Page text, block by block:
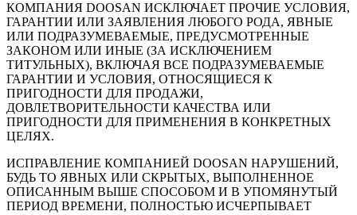
КОМПАНИЯ DOOSAN ИСКЛЮЧАЕТ ПРОЧИЕ УСЛОВИЯ,
ГАРАНТИИ ИЛИ ЗАЯВЛЕНИЯ ЛЮБОГО РОДА, ЯВНЫЕ
ИЛИ ПОДРАЗУМЕВАЕМЫЕ, ПРЕДУСМОТРЕННЫЕ
ЗАКОНОМ ИЛИ ИНЫЕ (ЗА ИСКЛЮЧЕНИЕМ
ТИТУЛЬНЫХ), ВКЛЮЧАЯ ВСЕ ПОДРАЗУМЕВАЕМЫЕ
ГАРАНТИИ И УСЛОВИЯ, ОТНОСЯЩИЕСЯ К
ПРИГОДНОСТИ ДЛЯ ПРОДАЖИ,
ДОВЛЕТВОРИТЕЛЬНОСТИ КАЧЕСТВА ИЛИ
ПРИГОДНОСТИ ДЛЯ ПРИМЕНЕНИЯ В КОНКРЕТНЫХ
ЦЕЛЯХ.
ИСПРАВЛЕНИЕ КОМПАНИЕЙ DOOSAN НАРУШЕНИЙ,
БУДЬ ТО ЯВНЫХ ИЛИ СКРЫТЫХ, ВЫПОЛНЕННОЕ
ОПИСАННЫМ ВЫШЕ СПОСОБОМ И В УПОМЯНУТЫЙ
ПЕРИОД ВРЕМЕНИ, ПОЛНОСТЬЮ ИСЧЕРПЫВАЕТ